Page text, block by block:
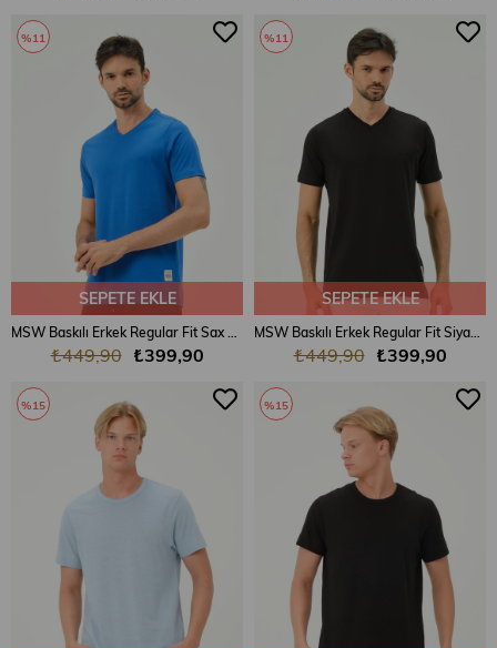
SEPETE EKLE
₺399,90
₺449,90
%11
SEPETE EKLE
₺399,90
₺449,90
%11
%15 %15